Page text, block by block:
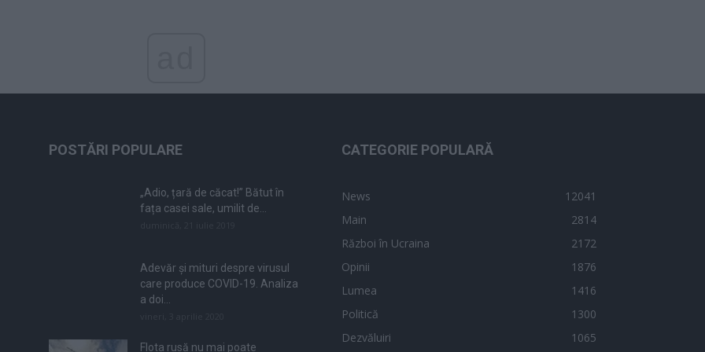
POSTĂRI POPULARE
„Adio, țară de căcat!” Bătut în
fața casei sale, umilit de...
Adevăr și mituri despre virusul
care produce COVID-19. Analiza
a doi...
Flota rusă nu mai poate
CATEGORIE POPULARĂ
News
12041
Main
2814
Război în Ucraina
2172
Opinii
1876
Lumea
1416
Politică
1300
Dezvăluiri
1065